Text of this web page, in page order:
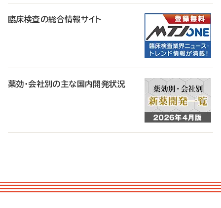
臨床検査の総合情報サイト
薬効・会社別の主な国内開発状況